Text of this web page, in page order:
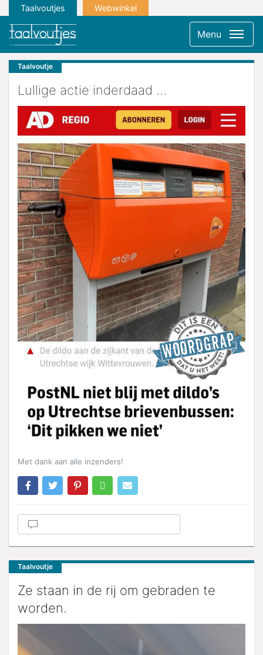
Taalvoutjes Webwinkel
Menu
Taalvoutje
Lullige actie inderdaad …
Met dank aan alle inzenders!
Taalvoutje
Ze staan in de rij om gebraden te
worden.